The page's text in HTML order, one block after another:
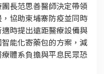
長范思善醫師決定帶領
協助柬埔寨防疫並同時
時提出遠距醫療設備與
能化寄藥包的方案，減
體系負擔與平息民眾恐